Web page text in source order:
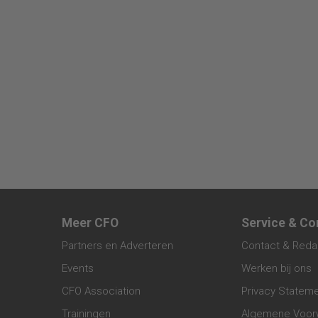
Meer CFO
Partners en Adverteren
Events
CFO Association
Trainingen
Service &
Contact &
Werken bij ons
Privacy
Algemene